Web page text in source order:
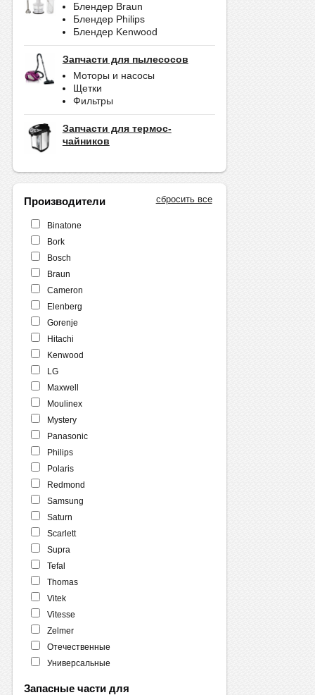
Блендер Braun
Блендер Philips
Блендер Kenwood
Запчасти для пылесосов
Моторы и насосы
Щетки
Фильтры
Запчасти для термос-
чайников
сбросить все
Производители
Binatone
Bork
Bosch
Braun
Cameron
Elenberg
Gorenje
Hitachi
Kenwood
LG
Maxwell
Moulinex
Mystery
Panasonic
Philips
Polaris
Redmond
Samsung
Saturn
Scarlett
Supra
Tefal
Thomas
Vitek
Vitesse
Zelmer
Отечественные
Универсальные
Запасные части для